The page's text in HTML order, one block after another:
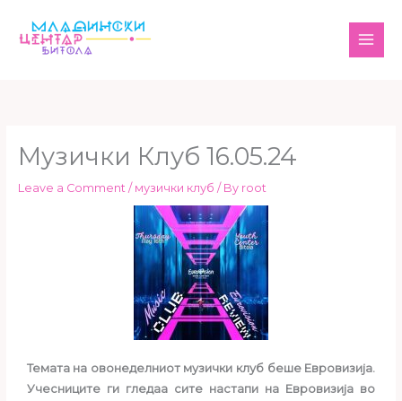
content
Музички Клуб 16.05.24
Leave a Comment / музички клуб / By root
Темата на овонеделниот музички клуб беше Евровизија.
Учесниците ги гледаа сите настапи на Евровизија во